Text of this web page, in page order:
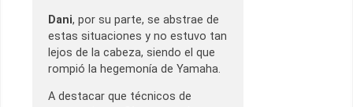
Dani, por su parte, se abstrae de
estas situaciones y no estuvo tan
lejos de la cabeza, siendo el que
rompió la hegemonía de Yamaha.
A destacar que técnicos de